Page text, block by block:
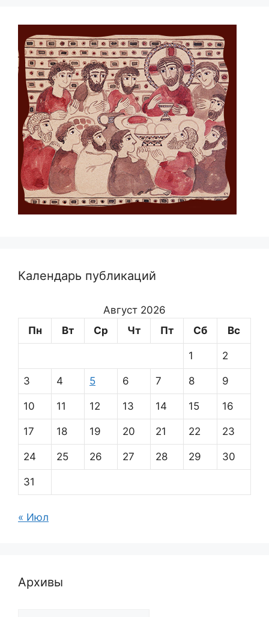
Календарь публикаций
Август 2026
Пн
Вт Ср Чт Пт Сб Вс
1 2
3 4 5 6 7 8 9
10 11 12 13 14 15 16
17 18 19 20 21 22 23
24 25 26 27 28 29 30
31
« Июл
Архивы